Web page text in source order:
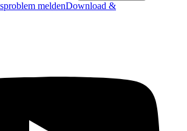
meldenDownload &